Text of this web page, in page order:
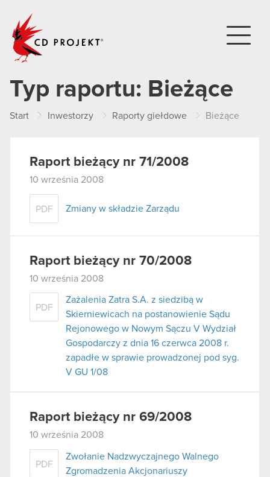
Typ raportu: Bieżące
Start Inwestorzy Raporty giełdowe Bieżące
Raport bieżący nr 71/2008
10 września 2008
PDF Zmiany w składzie Zarządu
Raport bieżący nr 70/2008
10 września 2008
PDF
Zażalenia Zatra S.A. z siedzibą w
Skierniewicach na postanowienie Sądu
Rejonowego w Nowym Sączu V Wydział
Gospodarczy z dnia 16 czerwca 2008 r.
zapadłe w sprawie prowadzonej pod syg.
V GU 1/08
Raport bieżący nr 69/2008
10 września 2008
PDF
Zwołanie Nadzwyczajnego Walnego
Zgromadzenia Akcjonariuszy